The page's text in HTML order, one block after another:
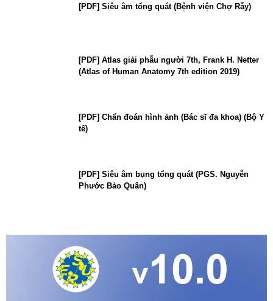
[PDF] Siêu âm tổng quát (Bệnh viện Chợ Rẫy)
[PDF] Atlas giải phẫu người 7th, Frank H. Netter
(Atlas of Human Anatomy 7th edition 2019)
[PDF] Chẩn đoán hình ảnh (Bác sĩ đa khoa) (Bộ Y
tế)
[PDF] Siêu âm bụng tổng quát (PGS. Nguyễn
Phước Bảo Quân)